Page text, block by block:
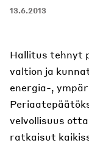
13.6.2013
Hallitus tehnyt
valtion ja
energia-,
velvollisuus
ratkaisut